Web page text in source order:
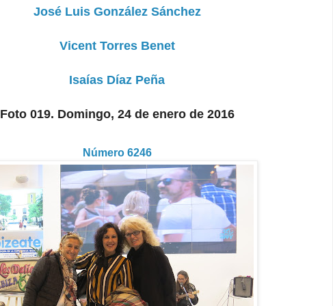
José Luis González Sánchez
Vicent Torres Benet
Isaías Díaz Peña
Foto 019. Domingo, 24 de enero de 2016
Número 6246